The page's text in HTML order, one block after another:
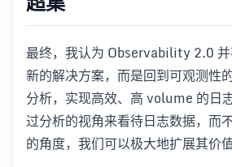
最终，我认为 Observability 2.0
新的解决方案，而是回到可观测性
分析，实现高效、高 volume 的日
过分析的视角来看待日志数据，而
的角度，我们可以极大地扩展其价值